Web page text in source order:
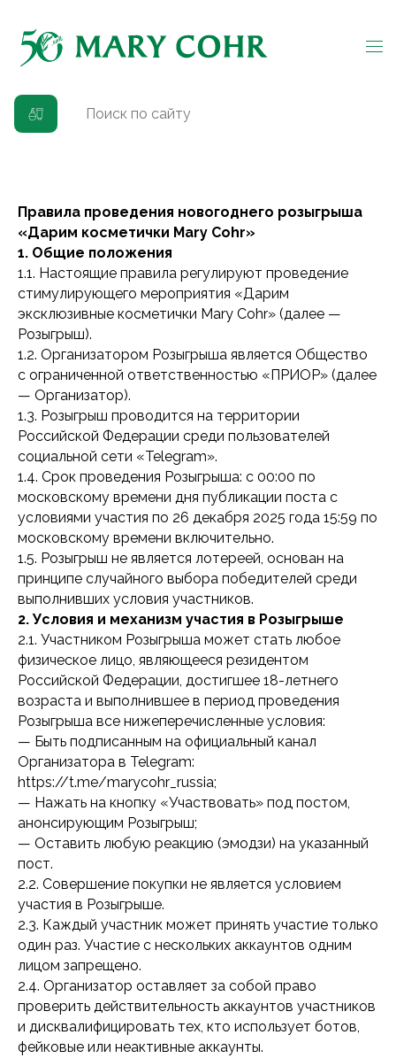
Правила новогоднего розыгрыша
Правила проведения новогоднего розыгрыша
«Дарим косметички Mary Cohr»
1. Общие положения
1.1. Настоящие правила регулируют проведение
стимулирующего мероприятия «Дарим
эксклюзивные косметички Mary Cohr» (далее —
Розыгрыш).
1.2. Организатором Розыгрыша является Общество
с ограниченной ответственностью «ПРИОР» (далее
— Организатор).
1.3. Розыгрыш проводится на территории
Российской Федерации среди пользователей
социальной сети «Telegram».
1.4. Срок проведения Розыгрыша: с 00:00 по
московскому времени дня публикации поста с
условиями участия по 26 декабря 2025 года 15:59 по
московскому времени включительно.
1.5. Розыгрыш не является лотереей, основан на
принципе случайного выбора победителей среди
выполнивших условия участников.
2. Условия и механизм участия в Розыгрыше
2.1. Участником Розыгрыша может стать любое
физическое лицо, являющееся резидентом
Российской Федерации, достигшее 18-летнего
возраста и выполнившее в период проведения
Розыгрыша все нижеперечисленные условия:
— Быть подписанным на официальный канал
Организатора в Telegram:
https://t.me/marycohr_russia;
— Нажать на кнопку «Участвовать» под постом,
анонсирующим Розыгрыш;
— Оставить любую реакцию (эмодзи) на указанный
пост.
2.2. Совершение покупки не является условием
участия в Розыгрыше.
2.3. Каждый участник может принять участие только
один раз. Участие с нескольких аккаунтов одним
лицом запрещено.
2.4. Организатор оставляет за собой право
проверить действительность аккаунтов участников
и дисквалифицировать тех, кто использует ботов,
фейковые или неактивные аккаунты.